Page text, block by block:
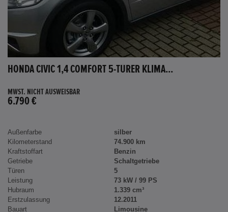
HONDA CIVIC 1,4 COMFORT 5-TÜRER KLIMA...
MWST. NICHT AUSWEISBAR
6.790 €
Außenfarbe
silber
Kilometerstand
74.900 km
Kraftstoffart
Benzin
Getriebe
Schaltgetriebe
Türen
5
Leistung
73 kW / 99 PS
Hubraum
1.339 cm³
Erstzulassung
12.2011
Bauart
Limousine